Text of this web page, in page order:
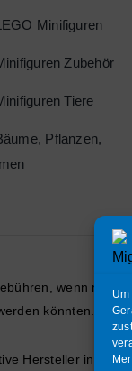
Minifiguren
Zubehör
Tiere
Pflanzen,
wenn nicht
könnten.
Hersteller in